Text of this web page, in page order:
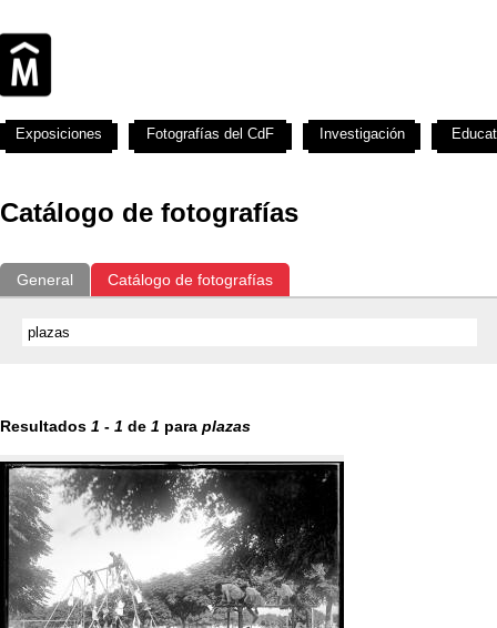
Catálogo de fotografías
General Catálogo de fotografías
Resultados 1 - 1 de 1 para plazas
Exposiciones Fotografías del CdF Investigación